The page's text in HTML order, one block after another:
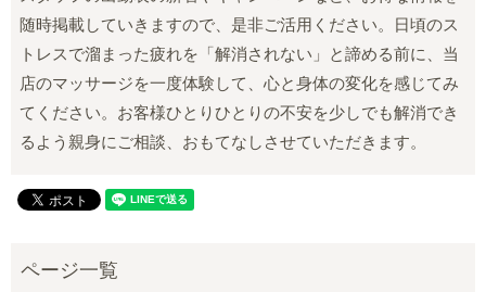
随時掲載していきますので、是非ご活用ください。日頃のス
トレスで溜まった疲れを「解消されない」と諦める前に、当
店のマッサージを一度体験して、心と身体の変化を感じてみ
てください。お客様ひとりひとりの不安を少しでも解消でき
るよう親身にご相談、おもてなしさせていただきます。